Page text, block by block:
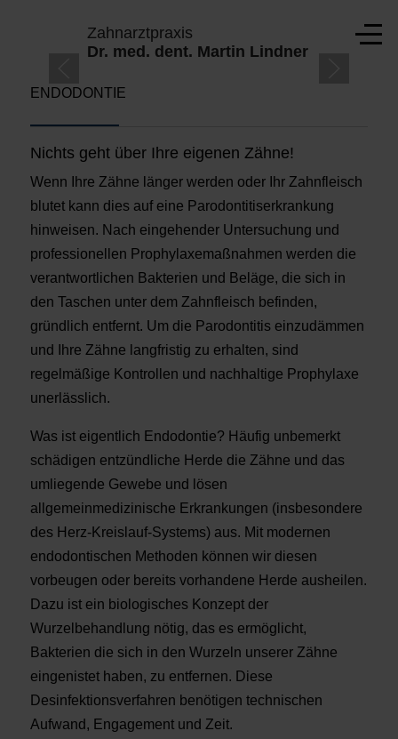
Mobile Menu Toggle
Zahnarztpraxis
Dr. med. dent. Martin Lindner
Off-
ENDODONTIE
Nichts geht über Ihre eigenen Zähne!
Wenn Ihre Zähne länger werden oder Ihr Zahnfleisch
blutet kann dies auf eine Parodontitiserkrankung
hinweisen. Nach eingehender Untersuchung und
professionellen Prophylaxemaßnahmen werden die
verantwortlichen Bakterien und Beläge, die sich in
den Taschen unter dem Zahnfleisch befinden,
gründlich entfernt. Um die Parodontitis einzudämmen
und Ihre Zähne langfristig zu erhalten, sind
regelmäßige Kontrollen und nachhaltige Prophylaxe
unerlässlich.
Was ist eigentlich Endodontie? Häufig unbemerkt
schädigen entzündliche Herde die Zähne und das
umliegende Gewebe und lösen
allgemeinmedizinische Erkrankungen (insbesondere
des Herz-Kreislauf-Systems) aus. Mit modernen
endodontischen Methoden können wir diesen
vorbeugen oder bereits vorhandene Herde ausheilen.
Dazu ist ein biologisches Konzept der
Wurzelbehandlung nötig, das es ermöglicht,
Bakterien die sich in den Wurzeln unserer Zähne
eingenistet haben, zu entfernen. Diese
Desinfektionsverfahren benötigen technischen
Aufwand, Engagement und Zeit.